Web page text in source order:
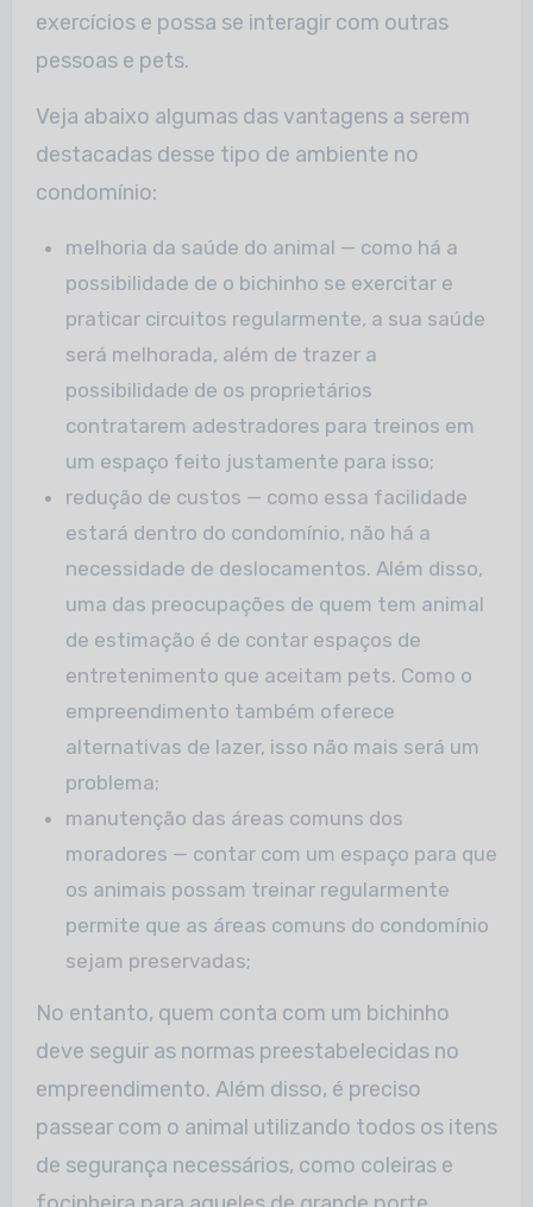
exercícios e possa se interagir com outras
pessoas e pets.
Veja abaixo algumas das vantagens a serem
destacadas desse tipo de ambiente no
condomínio:
melhoria da saúde do animal — como há a
possibilidade de o bichinho se exercitar e
praticar circuitos regularmente, a sua saúde
será melhorada, além de trazer a
possibilidade de os proprietários
contratarem adestradores para treinos em
um espaço feito justamente para isso;
redução de custos — como essa facilidade
estará dentro do condomínio, não há a
necessidade de deslocamentos. Além disso,
uma das preocupações de quem tem animal
de estimação é de contar espaços de
entretenimento que aceitam pets. Como o
empreendimento também oferece
alternativas de lazer, isso não mais será um
problema;
manutenção das áreas comuns dos
moradores — contar com um espaço para que
os animais possam treinar regularmente
permite que as áreas comuns do condomínio
sejam preservadas;
No entanto, quem conta com um bichinho
deve seguir as normas preestabelecidas no
empreendimento. Além disso, é preciso
passear com o animal utilizando todos os itens
de segurança necessários, como coleiras e